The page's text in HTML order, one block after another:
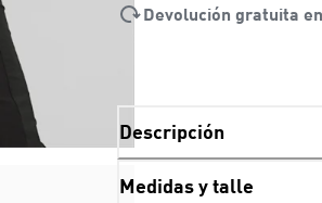
Devolución gratuita
Descripción
Medidas y talle